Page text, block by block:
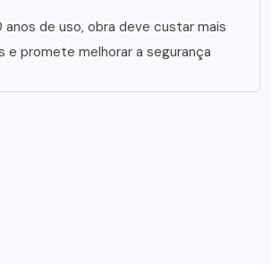
de uso, obra deve custar mais
e promete melhorar a segurança